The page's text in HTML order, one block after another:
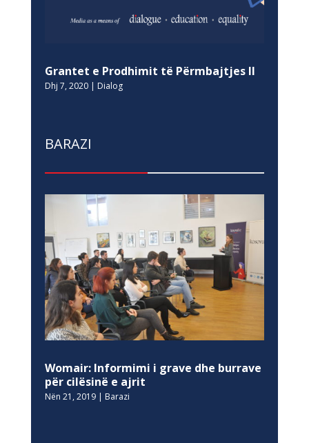
Grantet e Prodhimit të Përmbajtjes II
Dhj 7, 2020| Dialog
BARAZI
Womair: Informimi i grave dhe burrave
për cilësinë e ajrit
Nën 21, 2019| Barazi